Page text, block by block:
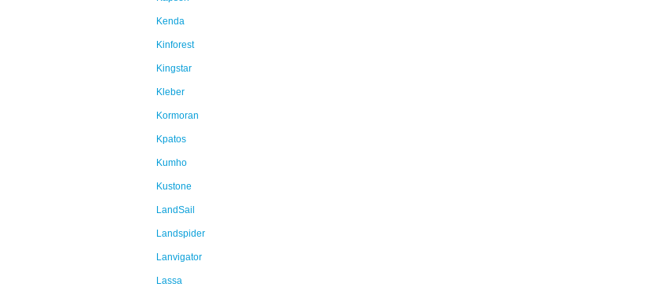
Kenda
Kinforest
Kingstar
Kleber
Kormoran
Kpatos
Kumho
Kustone
LandSail
Landspider
Lanvigator
Lassa